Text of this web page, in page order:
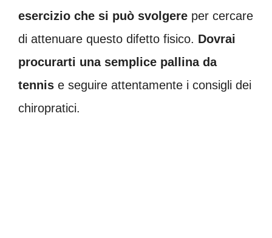
esercizio che si può svolgere per cercare
di attenuare questo difetto fisico. Dovrai
procurarti una semplice pallina da
tennis e seguire attentamente i consigli dei
chiropratici.